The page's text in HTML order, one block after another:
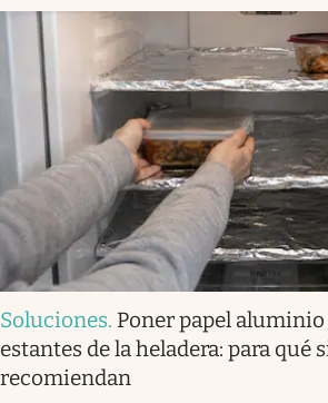
Soluciones. Poner papel aluminio
estantes de la heladera: para qué
recomiendan